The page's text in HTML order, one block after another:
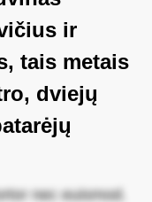
ir
tais metais
dviejų
nec euismod.